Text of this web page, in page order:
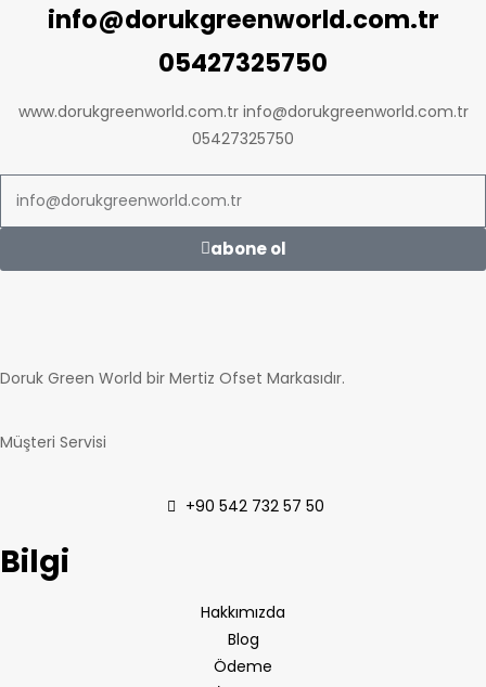
info@dorukgreenworld.com.tr
05427325750
www.dorukgreenworld.com.tr info@dorukgreenworld.com.tr
05427325750
abone ol
Doruk Green World bir Mertiz Ofset Markasıdır.
Müşteri Servisi
+90 542 732 57 50
Bilgi
Hakkımızda
Blog
Ödeme